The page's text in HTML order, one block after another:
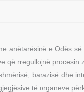
anëtarësinë e Odës
që rregullojnë procesin
barazisë dhe
të organeve